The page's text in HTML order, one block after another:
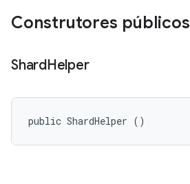
Construtores públicos
ShardHelper
public ShardHelper ()